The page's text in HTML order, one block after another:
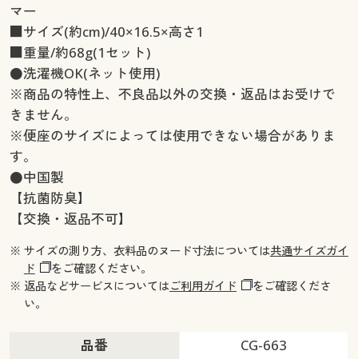
マー
■サイズ(約cm)/40×16.5×高さ1
■重量/約68g(1セット)
●洗濯機OK(ネット使用)
※商品の特性上、不良品以外の交換・返品はお受けで
きません。
※便座のサイズによっては使用できない場合がありま
す。
●中国製
【抗菌防臭】
【交換・返品不可】
※ サイズの測り方、衣料品のヌード寸法については共通サイズガイ
ド
をご確認ください。
※ 返品などサービスについてはご利用ガイド
をご確認くださ
い。
品番 CG-663